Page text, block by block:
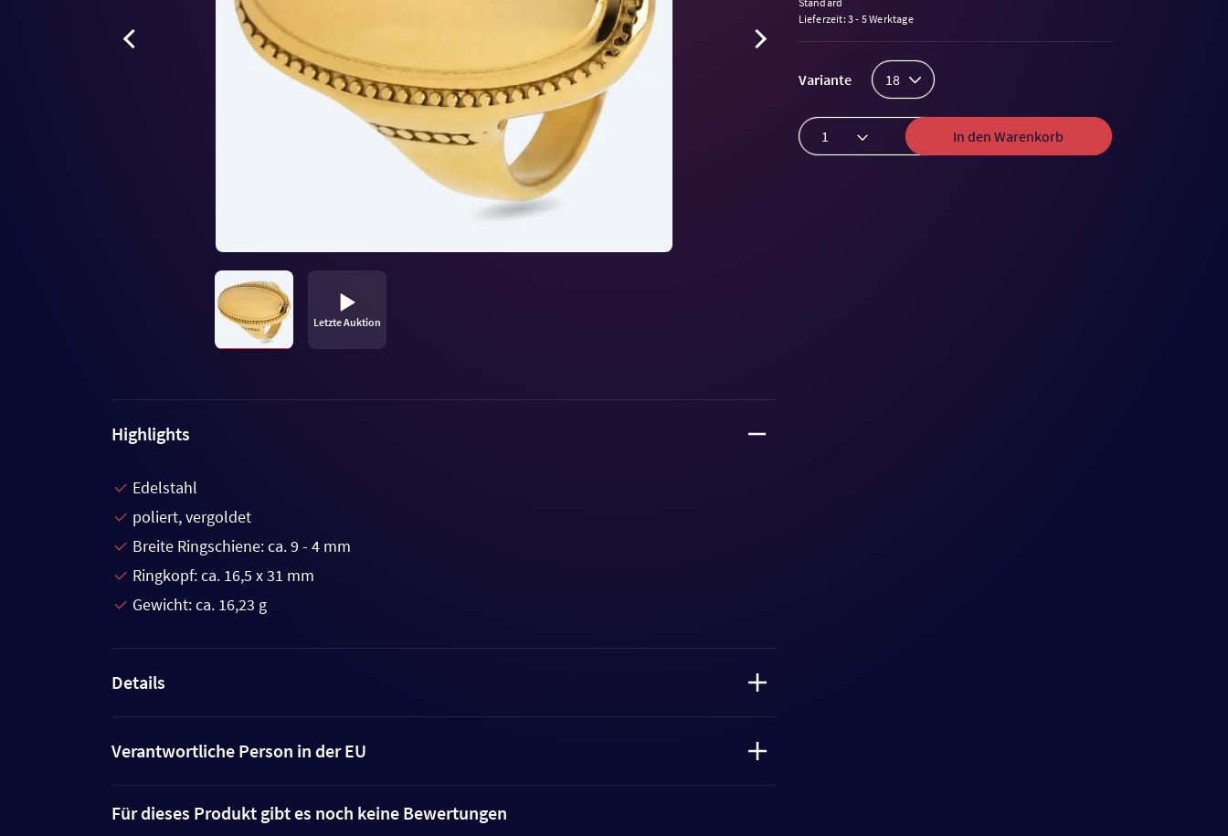
Letzte Auktion
Variante 18
In den Warenkorb
Lieferzeit: 3 - 5 Werktage
Highlights
Edelstahl
poliert, vergoldet
Breite Ringschiene: ca. 9 - 4 mm
Ringkopf: ca. 16,5 x 31 mm
Gewicht: ca. 16,23 g
Details
Verantwortliche Person in der EU
Für dieses Produkt gibt es noch keine Bewertungen